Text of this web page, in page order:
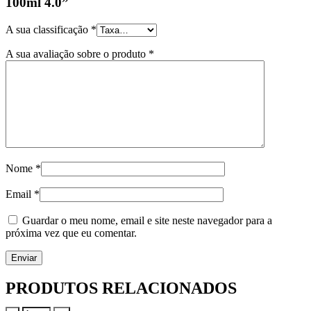
A sua classificação *
A sua avaliação sobre o produto *
Nome *
Email *
Guardar o meu nome, email e site neste navegador para a
próxima vez que eu comentar.
PRODUTOS RELACIONADOS